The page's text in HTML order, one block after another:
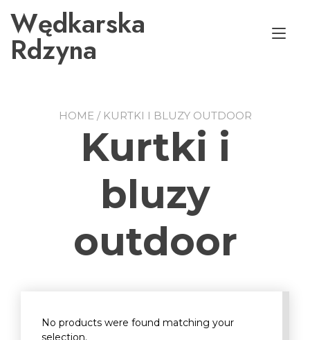
do
treściWędkarska
Rdzyna
HOME/ KURTKI I BLUZY OUTDOOR
Kurtki i
bluzy
outdoor
No products were found matching your
selection.